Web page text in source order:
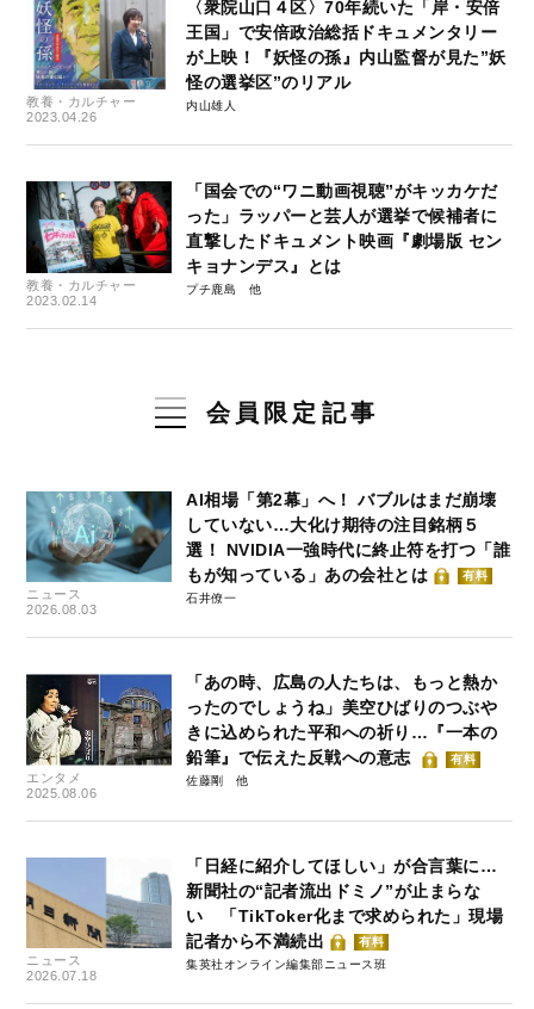
教養・カルチャー
2023.04.26
〈衆院山口４区〉70年続いた「岸・安倍
王国」で安倍政治総括ドキュメンタリー
が上映！『妖怪の孫』内山監督が見た”妖
怪の選挙区”のリアル
内山雄人
教養・カルチャー
2023.02.14
「国会での“ワニ動画視聴”がキッカケだ
った」ラッパーと芸人が選挙で候補者に
直撃したドキュメント映画『劇場版 セン
キョナンデス』とは
プチ鹿島
会員限定記事
ニュース
2026.08.03
AI相場「第2幕」へ！ バブルはまだ崩壊
していない…大化け期待の注目銘柄５
選！ NVIDIA一強時代に終止符を打つ「誰
もが知っている」あの会社とは
有料
石井僚一
エンタメ
2025.08.06
「あの時、広島の人たちは、もっと熱か
ったのでしょうね」美空ひばりのつぶや
きに込められた平和への祈り…『一本の
鉛筆』で伝えた反戦への意志
有料
佐藤剛
ニュース
2026.07.18
「日経に紹介してほしい」が合言葉に…
新聞社の“記者流出ドミノ”が止まらな
い 「TikToker化まで求められた」現場
記者から不満続出
有料
集英社オンライン編集部ニュース班